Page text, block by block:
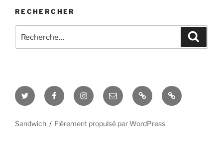
RECHERCHER
pour
Twitter FacebookInstagram
E-
mail
Blog
Interview
&
Sandwich Fièrement propulsé par WordPress